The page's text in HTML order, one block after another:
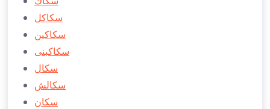
سكاكل
سكاكین
سكاكبنی
سكال
سكالش
سكان